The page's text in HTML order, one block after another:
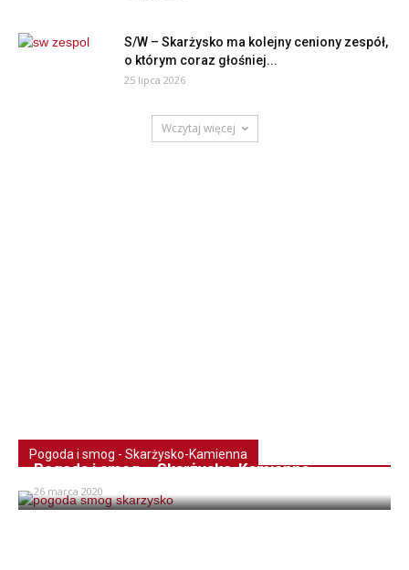
S/W – Skarżysko ma kolejny ceniony zespół,
o którym coraz głośniej...
25 lipca 2026
Wczytaj więcej
Pogoda i smog - Skarżysko-Kamienna
Pogoda i smog – Skarżysko-Kamienna
26 marca 2020